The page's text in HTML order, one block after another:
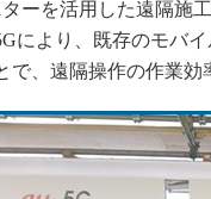
ーを活用した遠隔施
により、既存のモバ
で、遠隔操作の作業効